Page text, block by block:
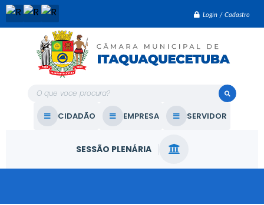
Login / Cadastro
O que voce procura?
CIDADÃO EMPRESA SERVIDOR
SESSÃO PLENÁRIA